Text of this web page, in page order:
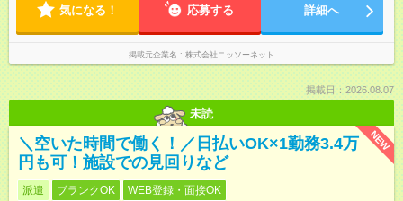
気になる！ 応募する 詳細へ
掲載元企業名 株式会社ニッソーネット
掲載日：2026.08.07
未読
NEW
＼空いた時間で働く！／日払いOK×1勤務3.4万
円も可！施設での見回りなど
派遣 ブランクOK WEB登録・面接OK